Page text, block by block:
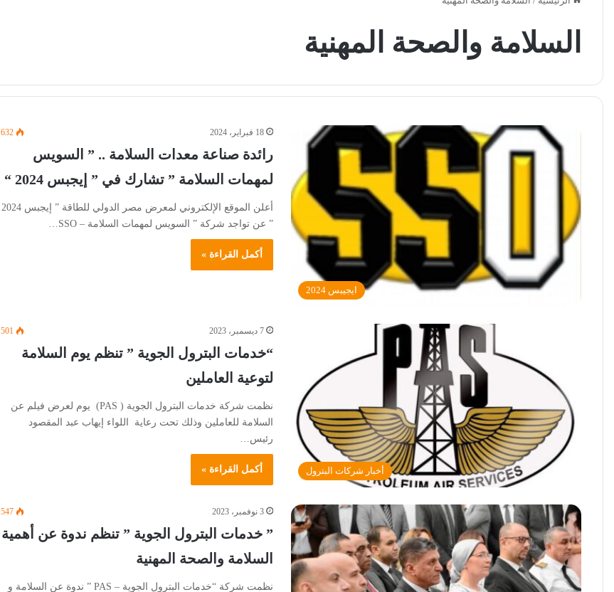
السلامة والصحة المهنية
ايجيبس 2024
18 فبراير، 2024 632
رائدة صناعة معدات السلامة .. ” السويس
لمهمات السلامة ” تشارك في ” إيجبس 2024 “
أعلن الموقع الإلكتروني لمعرض مصر الدولي للطاقة ” إيجبس 2024
” عن تواجد شركة ” السويس لمهمات السلامة – SSO…
أكمل القراءة »
أخبار شركات البترول
7 ديسمبر، 2023 501
“خدمات البترول الجوية ” تنظم يوم السلامة
لتوعية العاملين
نظمت شركة خدمات البترول الجوية ( PAS) يوم لعرض فيلم عن
السلامة للعاملين وذلك تحت رعاية اللواء إيهاب عبد المقصود
رئيس…
أكمل القراءة »
3 نوفمبر، 2023 547
” خدمات البترول الجوية ” تنظم ندوة عن أهمية
السلامة والصحة المهنية
نظمت شركة “خدمات البترول الجوية – PAS ” ندوة عن السلامة و